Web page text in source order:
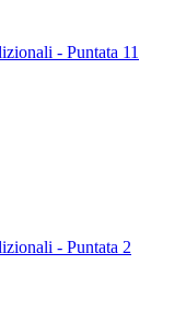
- Puntata 11
- Puntata 2